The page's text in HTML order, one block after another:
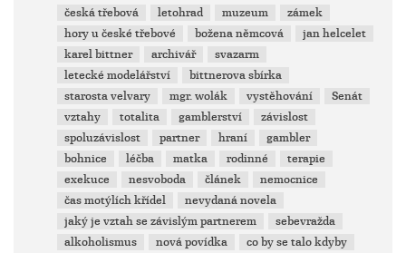
česká třebová
letohrad muzeum
zámek
hory u české třebové
božena němcová
jan helcelet
karel bittner
archivář
svazarm
letecké modelářství
bittnerova sbírka
starosta velvary
mgr. wolák vystěhování
Senát
vztahy
totalita gamblerství
závislost
spoluzávislost
partner hraní
gambler
bohnice
léčba matka rodinné
terapie
exekuce
nesvoboda článek
nemocnice
čas motýlích křídel
nevydaná novela
jaký je vztah se závislým partnerem
sebevražda
alkoholismus
nová povídka
co by se talo kdyby